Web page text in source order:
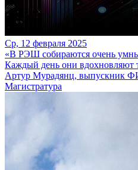
Ср, 12 февраля 2025
«В РЭШ собираются очень
Каждый день они вдохновляют
Артур Мурадянц, выпускник
Магистратура